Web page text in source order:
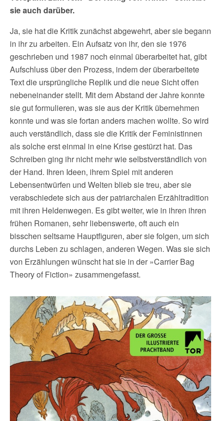
sie auch darüber.
Ja, sie hat die Kritik zunächst abgewehrt, aber sie begann
in ihr zu arbeiten. Ein Aufsatz von ihr, den sie 1976
geschrieben und 1987 noch einmal überarbeitet hat, gibt
Aufschluss über den Prozess, indem der überarbeitete
Text die ursprüngliche Replik und die neue Sicht offen
nebeneinander stellt. Mit dem Abstand der Jahre konnte
sie gut formulieren, was sie aus der Kritik übernehmen
konnte und was sie fortan anders machen wollte. So wird
auch verständlich, dass sie die Kritik der Feministinnen
als solche erst einmal in eine Krise gestürzt hat. Das
Schreiben ging ihr nicht mehr wie selbstverständlich von
der Hand. Ihren Ideen, ihrem Spiel mit anderen
Lebensentwürfen und Welten blieb sie treu, aber sie
verabschiedete sich aus der patriarchalen Erzähltradition
mit ihren Heldenwegen. Es gibt weiter, wie in ihren ihren
frühen Romanen, sehr liebenswerte, oft auch ein
bisschen seltsame Hauptfiguren, aber sie folgen, um sich
durchs Leben zu schlagen, anderen Wegen. Was sie sich
von Erzählungen wünscht hat sie in der »Carrier Bag
Theory of Fiction» zusammengefasst.